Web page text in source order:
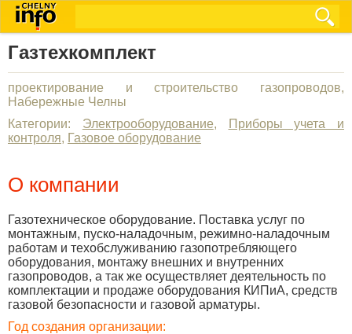
Газтехкомплект
проектирование и строительство газопроводов,
Набережные Челны
Категории: Электрооборудование,
Приборы учета и
контроля, Газовое оборудование
О компании
Газотехническое оборудование. Поставка услуг по
монтажным, пуско-наладочным, режимно-наладочным
работам и техобслуживанию газопотребляющего
оборудования, монтажу внешних и внутренних
газопроводов, а так же осуществляет деятельность по
комплектации и продаже оборудования КИПиА, средств
газовой безопасности и газовой арматуры.
Год создания организации: